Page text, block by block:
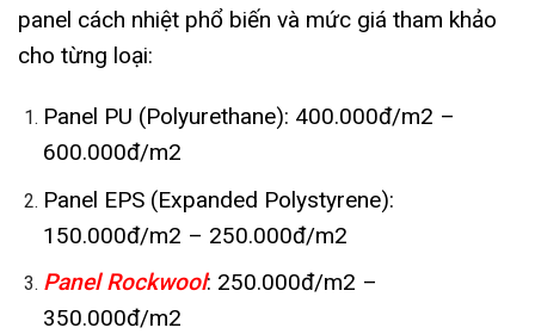
panel cách nhiệt phổ biến và mức giá tham khảo
cho từng loại:
Panel PU (Polyurethane): 400.000đ/m2 –
600.000đ/m2
Panel EPS (Expanded Polystyrene):
150.000đ/m2 – 250.000đ/m2
Panel Rockwool: 250.000đ/m2 –
350.000đ/m2